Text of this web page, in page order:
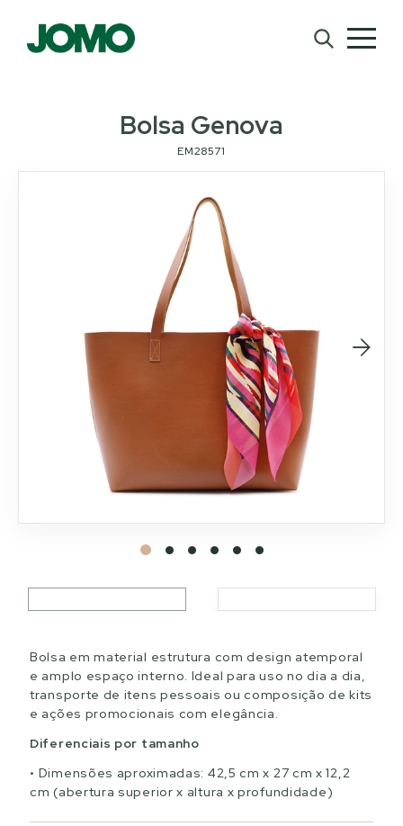
Bolsa Genova
EM28571
Bolsa em material estrutura com design atemporal
e amplo espaço interno. Ideal para uso no dia a dia,
transporte de itens pessoais ou composição de kits
e ações promocionais com elegância.
Diferenciais por tamanho
Dimensões aproximadas: 42,5 cm x 27 cm x 12,2
cm (abertura superior x altura x profundidade)